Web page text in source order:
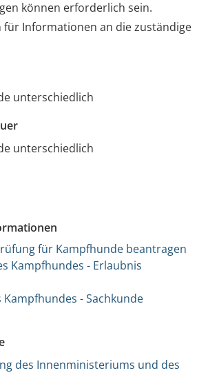
können erforderlich sein.
für Informationen an die zuständige
unterschiedlich
unterschiedlich
für Kampfhunde beantragen
Kampfhundes - Erlaubnis
Kampfhundes - Sachkunde
des Innenministeriums und des